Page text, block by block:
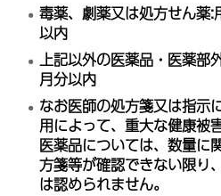
毒薬、劇薬又は処方せん薬:
以内
上記以外の医薬品・医薬部
月分以内
なお医師の処方箋又は指示
用によって、重大な健康被
医薬品については、数量に
方箋等が確認できない限り
は認められません。